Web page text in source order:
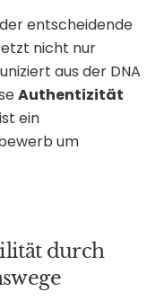
entscheidende
nicht nur
aus der DNA
Authentizität
ein
um
durch